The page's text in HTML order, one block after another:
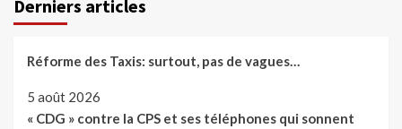
Derniers articles
Réforme des Taxis: surtout, pas de vagues…
5 août 2026
« CDG » contre la CPS et ses téléphones qui sonnent